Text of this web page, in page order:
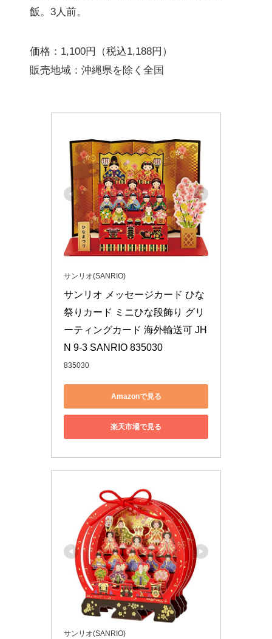
飯。3人前。
価格：1,100円（税込1,188円）
販売地域：沖縄県を除く全国
サンリオ(SANRIO)
サンリオ メッセージカード ひな
祭りカード ミニひな段飾り グリ
ーティングカード 海外輸送可 JH
N 9-3 SANRIO 835030
835030
Amazonで見る
楽天市場で見る
サンリオ(SANRIO)